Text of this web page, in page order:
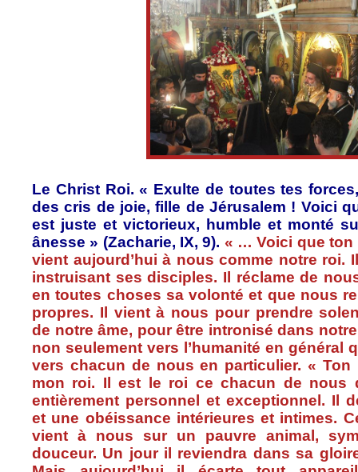
Le Christ Roi. « Exulte de toutes tes
descris de joie,fille de Jérusalem ! Voici
est juste et victorieux, humble et monté
ânesse » (Zacharie, IX, 9). « …Voici que ton
vient aujourd’hui à nous comme notre roi.
instruisant ses disciples. Il réclame de
entoutes choses sa volonté et que nous
propres. Il vient à nous pour prendre
de notre âme, pourêtre intronisé dans notre
non seulement vers l’humanité en général
vers chacun de nous en particulier. « Ton
mon roi. Ilest le roi ce chacun de nous
entièrement personnel et exceptionnel. Il
et une obéissance intérieures et intimes.
vient à nous surun pauvre animal,
douceur. Un jour il reviendra dans sa